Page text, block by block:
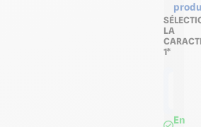
LA
1*
En